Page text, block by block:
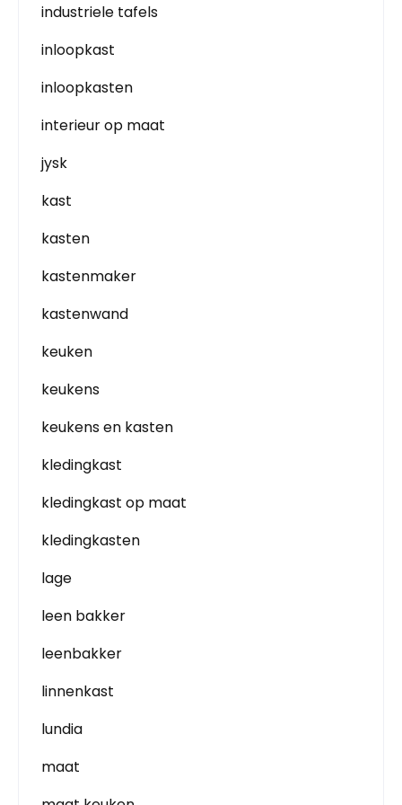
industriele tafels
inloopkast
inloopkasten
interieur op maat
jysk
kast
kasten
kastenmaker
kastenwand
keuken
keukens
keukens en kasten
kledingkast
kledingkast op maat
kledingkasten
lage
leen bakker
leenbakker
linnenkast
lundia
maat